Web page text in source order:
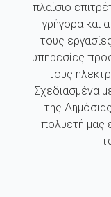
πλαίσιο
γρήγορα και
τους
υπηρεσίες
τους
Σχεδιασμένα
της
πολυετή μας